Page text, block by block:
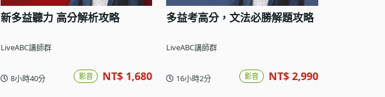
新多益聽力 高分解析攻略
LiveABC講師群
8小時40分 影音 NT$ 1,680
多益考高分，文法必勝解題攻略
LiveABC講師群
16小時2分 影音 NT$ 2,990